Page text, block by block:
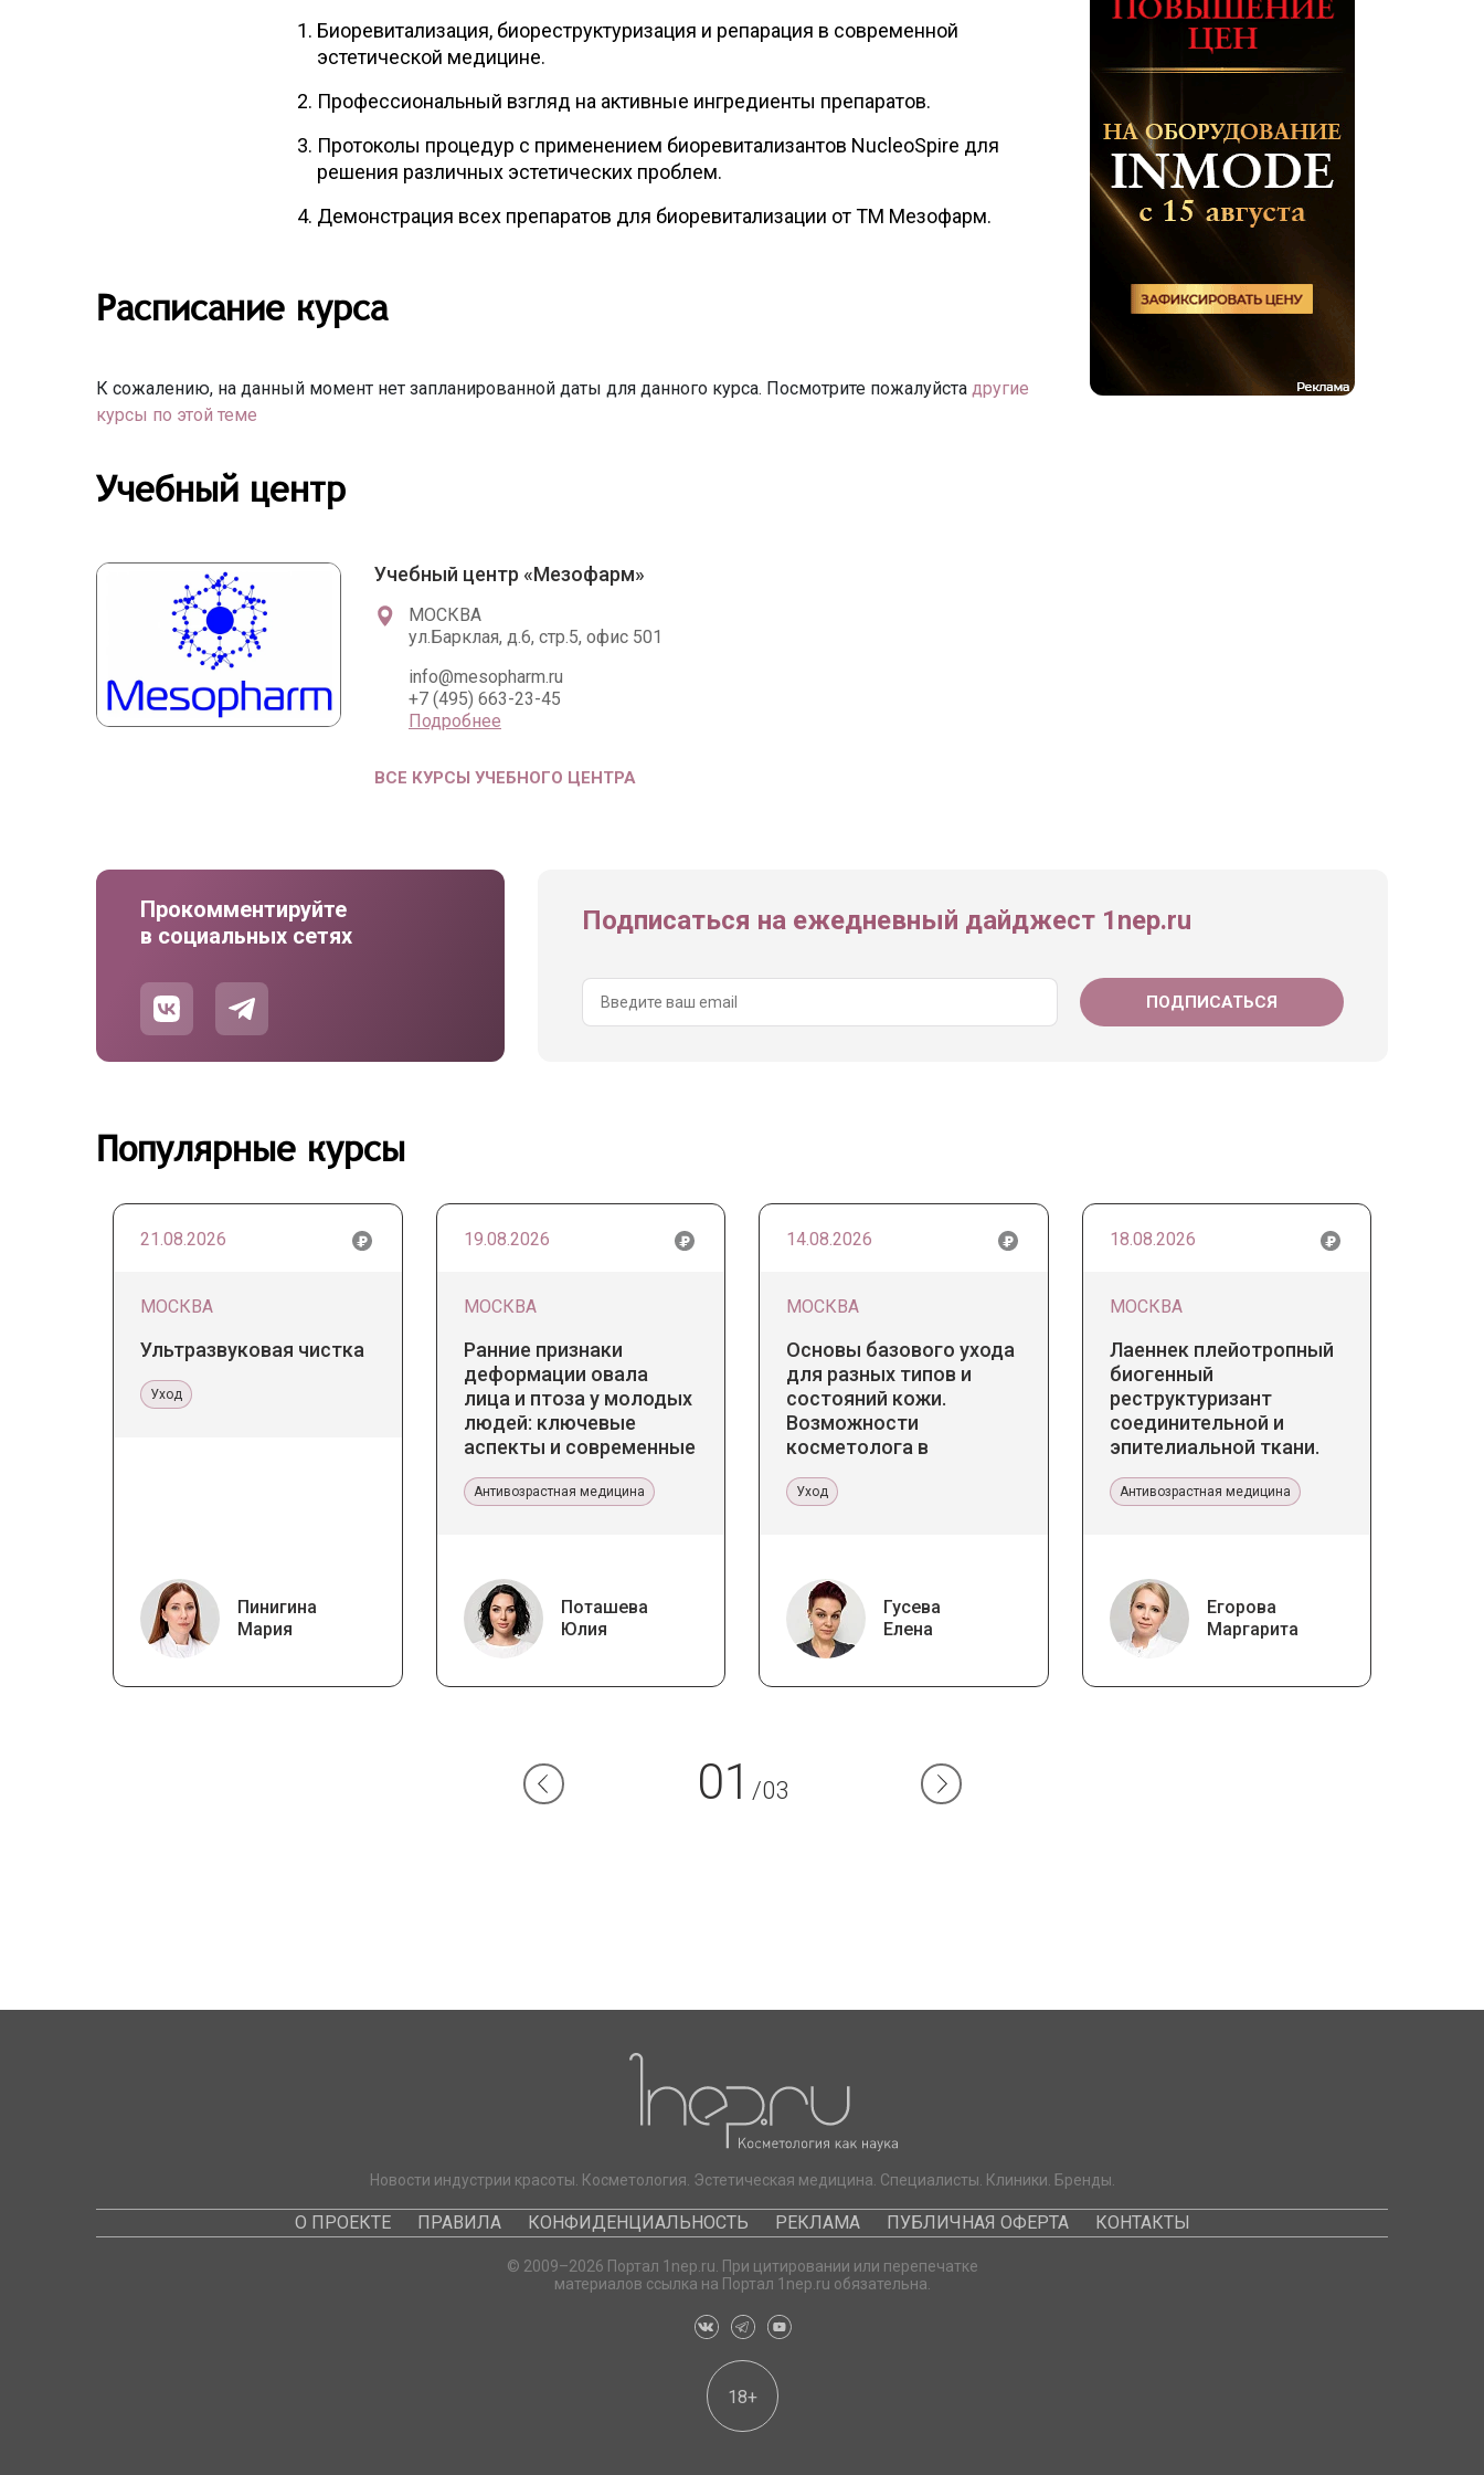
Биоревитализация, биореструктуризация и репарация в современной
эстетической медицине.
Профессиональный взгляд на активные ингредиенты препаратов.
Протоколы процедур с применением биоревитализантов NucleoSpire для
решения различных эстетических проблем.
Демонстрация всех препаратов для биоревитализации от ТМ Мезофарм.
Расписание курса
К сожалению, на данный момент нет запланированной даты для данного курса. Посмотрите пожалуйста другие
курсы по этой теме
Учебный центр
Учебный центр «Мезофарм»
МОСКВА
ул.Барклая, д.6, стр.5, офис 501
info@mesopharm.ru
+7 (495) 663-23-45
Подробнее
ВСЕ КУРСЫ УЧЕБНОГО ЦЕНТРА
Прокомментируйте
в социальных сетях
Подписаться на ежедневный дайджест 1nep.ru
Популярные курсы
21.08.2026
МОСКВА
Ультразвуковая чистка
Уход
Пинигина
Мария
19.08.2026
МОСКВА
Ранние признаки
деформации овала
лица и птоза у молодых
людей: ключевые
аспекты и современные
Антивозрастная медицина
Поташева
Юлия
14.08.2026
МОСКВА
Основы базового ухода
для разных типов и
состояний кожи.
Возможности
косметолога в
Уход
Гусева
Елена
18.08.2026
МОСКВА
Лаеннек плейотропный
биогенный
реструктуризант
соединительной и
эпителиальной ткани.
эстетической медицине
Антивозрастная медицина
Егорова
Маргарита
01 /03
Новости индустрии красоты. Косметология. Эстетическая медицина. Специалисты. Клиники. Бренды.
О ПРОЕКТЕ ПРАВИЛА КОНФИДЕНЦИАЛЬНОСТЬ РЕКЛАМА ПУБЛИЧНАЯ ОФЕРТА КОНТАКТЫ
© 2009–2026 Портал 1nep.ru. При цитировании или перепечатке
материалов ссылка на Портал 1nep.ru обязательна.
18+